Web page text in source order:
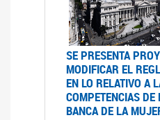
SE PRESENTA
MODIFICAR EL
EN LO RELATIVO A
COMPETENCIAS
BANCA DE LA